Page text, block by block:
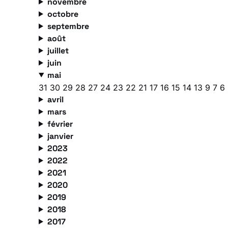
octobre
septembre
août
juillet
juin
mai
31 30 29 28 27 24 23 22 21 17 16 15 14 13 9 7 6
avril
mars
février
janvier
2023
2022
2021
2020
2019
2018
2017